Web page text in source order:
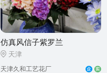
仿真风信子紫罗兰
天津
天津久和工艺花厂